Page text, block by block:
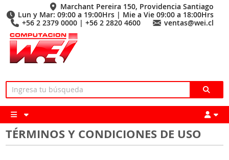
Marchant Pereira 150, Providencia Santiago
Lun y Mar: 09:00 a 19:00Hrs | Mie a Vie 09:00 a 18:00Hrs
+56 2 2379 0000 | +56 2 2820 4600
ventas@wei.cl
TÉRMINOS Y CONDICIONES DE USO